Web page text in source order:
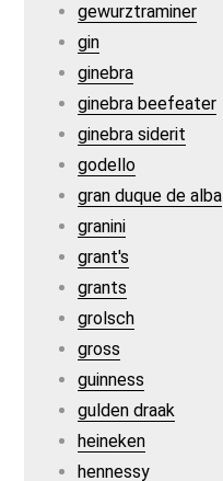
gewurztraminer
gin
ginebra
ginebra beefeater
ginebra siderit
godello
gran duque de alba
granini
grant's
grants
grolsch
gross
guinness
gulden draak
heineken
hennessy